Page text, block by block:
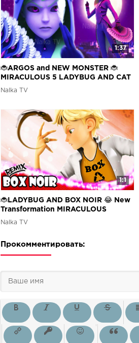
1:37
🐞ARGOS and NEW MONSTER 🐞
MIRACULOUS 5 LADYBUG AND CAT
NOIR / FANMADE
Nalka TV
1:1
🐞LADYBUG AND BOX NOIR 😂 New
Transformation MIRACULOUS
SEASON 6 |🐞Ladybug and Cat Noir
Nalka TV
Прокомментировать: